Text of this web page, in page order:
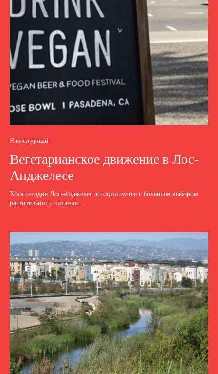
Я культурный
Вегетарианское движение в Лос-
Анджелесе
Хотя сегодня Лос-Анджелес ассоциируется с большим выбором
растительного питания...